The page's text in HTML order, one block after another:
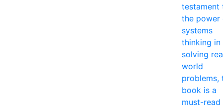
testament
the power
systems
thinking in
solving
world
problems,
book is a
must-